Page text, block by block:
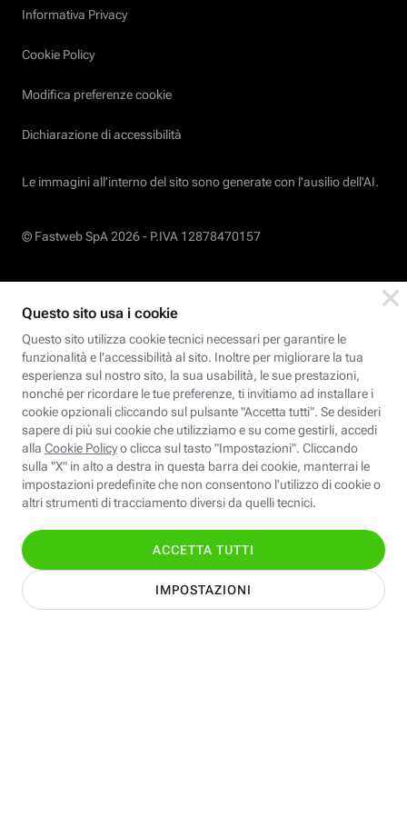
Informativa Privacy
Cookie Policy
Modifica preferenze cookie
Dichiarazione di accessibilità
Le immagini all’interno del sito sono generate con l'ausilio dell'AI.
© Fastweb SpA 2026 - P.IVA 12878470157